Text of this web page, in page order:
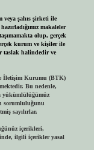
şahıs şirketi ile
makaleler
olup, gerçek
kurum ve kişiler ile
taslak halindedir ve
İletişim Kurumu (BTK)
Bu nedenle,
yükümlülüğümüz
sorumluluğunu
sayılırlar.
içerikleri,
ilgili içerikler yasal